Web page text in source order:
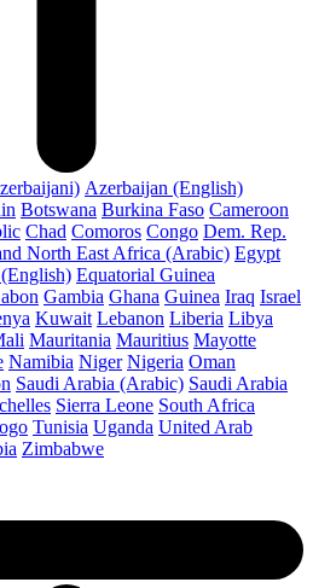
Azerbaijan (English)
Botswana Burkina Faso Cameroon
Chad Comoros Congo Dem. Rep.
North East Africa (Arabic) Egypt
Equatorial Guinea
Gambia Ghana Guinea Iraq Israel
Kuwait Lebanon Liberia Libya
Mauritania Mauritius Mayotte
Namibia Niger Nigeria Oman
Saudi Arabia (Arabic) Saudi Arabia
Sierra Leone South Africa
Tunisia Uganda United Arab
Zimbabwe